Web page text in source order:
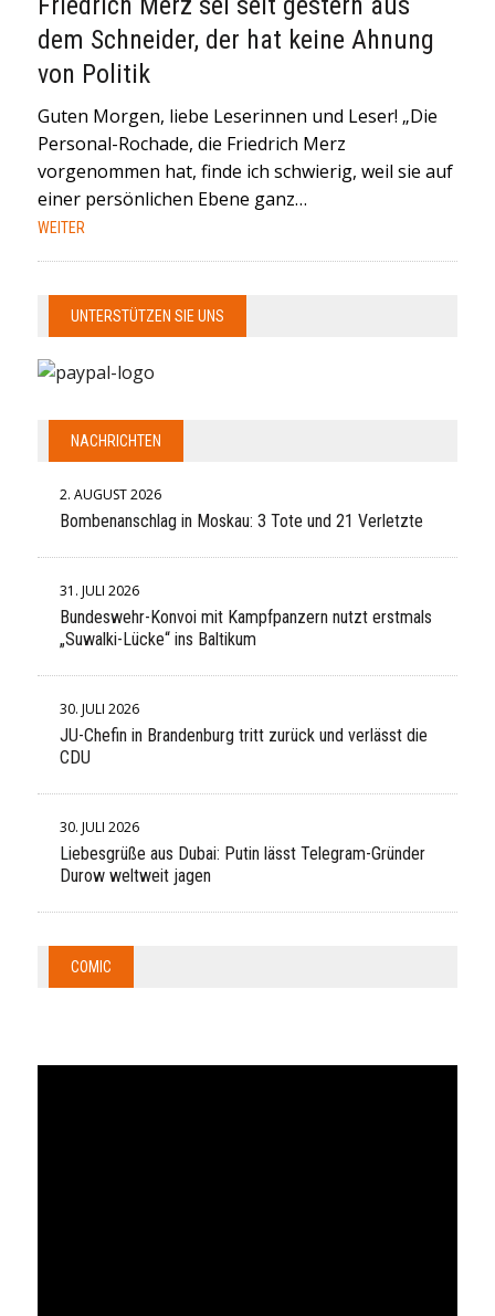
dem Schneider, der hat keine Ahnung
von Politik
Guten Morgen, liebe Leserinnen und Leser! „Die
Personal-Rochade, die Friedrich Merz
vorgenommen hat, finde ich schwierig, weil sie auf
einer persönlichen Ebene ganz…
WEITER
UNTERSTÜTZEN SIE UNS
NACHRICHTEN
2. AUGUST 2026
Bombenanschlag in Moskau: 3 Tote und 21 Verletzte
31. JULI 2026
Bundeswehr-Konvoi mit Kampfpanzern nutzt erstmals
„Suwalki-Lücke“ ins Baltikum
30. JULI 2026
JU-Chefin in Brandenburg tritt zurück und verlässt die
CDU
30. JULI 2026
Liebesgrüße aus Dubai: Putin lässt Telegram-Gründer
Durow weltweit jagen
COMIC